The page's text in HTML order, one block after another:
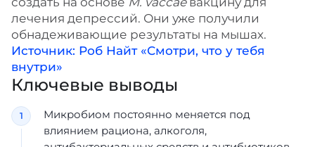
лечения депрессий. Они уже получили
обнадеживающие результаты на мышах.
Источник: Роб Найт «Смотри, что у тебя
внутри»
Ключевые выводы
Микробиом постоянно меняется под
влиянием рациона, алкоголя,